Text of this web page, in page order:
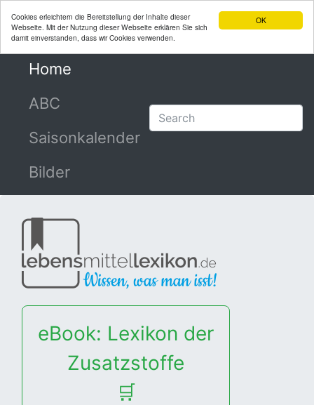
OK
Cookies erleichtern die Bereitstellung der Inhalte dieser
Webseite. Mit der Nutzung dieser Webseite erklären Sie sich
damit einverstanden, dass wir Cookies verwenden.
Home
ABC
Saisonkalender
Bilder
eBook: Lexikon der
Zusatzstoffe
🛒